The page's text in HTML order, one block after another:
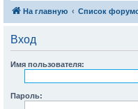
На главную Список
Вход
Имя пользователя:
Пароль: